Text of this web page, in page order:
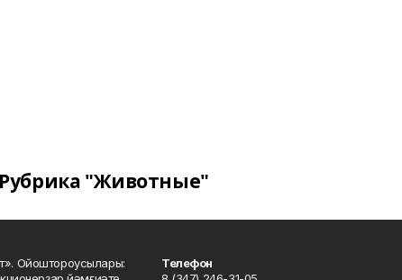
Рубрика "Животные"
Ойоштороусылары:
Телефон